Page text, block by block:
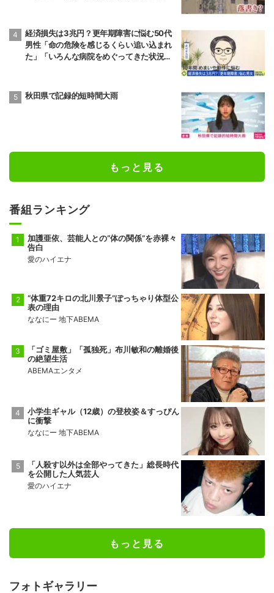
経済損失は3兆円？更年期障害に悩む50代
男性「命の危険を感じるくらい追い込まれ
た」「いろんな病院をめぐってきた状況が1
秋田県で記録的短時間大雨
もっと見る
番組ランキング
加護亜依、芸能人との“体の関係”を赤裸々
告白
愛のハイエナ
“体重72キロの北川景子”ぽっちゃり体型公
表の理由
ななにー 地下ABEMA
「ゴミ屋敷」「孤独死」布川敏和の離婚後
の絶望生活
ABEMAエンタメ
小学生ギャル（12歳）の登校姿＆すっぴん
に衝撃
ななにー 地下ABEMA
「人殺す以外は全部やってきた」総長時代
を公開した人気芸人
愛のハイエナ
もっと見る
フォトギャラリー